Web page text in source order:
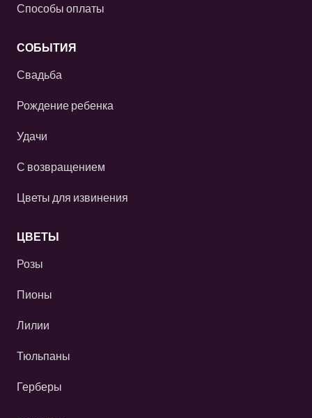
Способы оплаты
СОБЫТИЯ
Свадьба
Рождение ребенка
Удачи
С возвращением
Цветы для извинения
ЦВЕТЫ
Розы
Пионы
Лилии
Тюльпаны
Герберы